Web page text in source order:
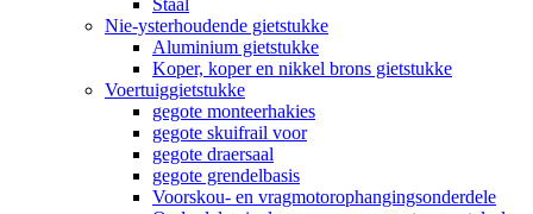
Staal
Nie-ysterhoudende gietstukke
Aluminium gietstukke
Koper, koper en nikkel brons gietstukke
Voertuiggietstukke
gegote monteerhakies
gegote skuifrail voor
gegote draersaal
gegote grendelbasis
Voorskou- en vragmotorophangingsonderdele